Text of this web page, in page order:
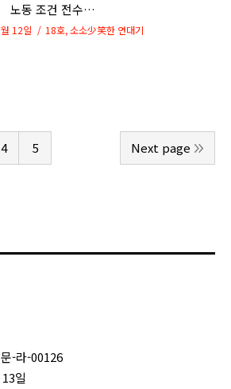
노동 조건 전수…
12일 18호,소소少笑한 연대기
4 5 Next page
-라-00126
일